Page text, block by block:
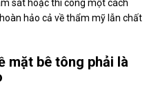
sát hoặc thi công một cách
hảo cả về thẩm mỹ lẫn chất
mặt bê tông phải là